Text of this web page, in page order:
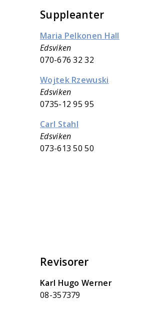
Suppleanter
Maria Pelkonen Hall
Edsviken
070-676 32 32
Wojtek Rzewuski
Edsviken
0735-12 95 95
Carl Stahl
Edsviken
073-613 50 50
Revisorer
Karl Hugo Werner
08-357379